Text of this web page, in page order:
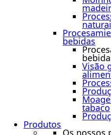
bebidas
Visão
tabaco
Produtos